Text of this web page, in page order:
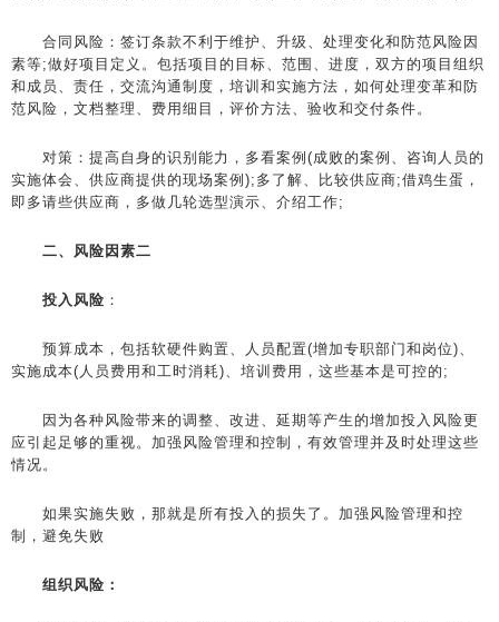
合同风险：签订条款不利于维护、升级、处理变化和防范风险因
素等;做好项目定义。包括项目的目标、范围、进度，双方的项目组织
和成员、责任，交流沟通制度，培训和实施方法，如何处理变革和防
范风险，文档整理、费用细目，评价方法、验收和交付条件。
对策：提高自身的识别能力，多看案例(成败的案例、咨询人员的
实施体会、供应商提供的现场案例);多了解、比较供应商;借鸡生蛋，
即多请些供应商，多做几轮选型演示、介绍工作;
二、风险因素二
投入风险 ：
预算成本，包括软硬件购置、人员配置(增加专职部门和岗位)、
实施成本(人员费用和工时消耗)、培训费用，这些基本是可控的;
因为各种风险带来的调整、改进、延期等产生的增加投入风险更
应引起足够的重视。加强风险管理和控制，有效管理并及时处理这些
情况。
如果实施失败，那就是所有投入的损失了。加强风险管理和控
制，避免失败
组织风险：